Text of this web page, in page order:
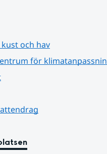
och hav
för